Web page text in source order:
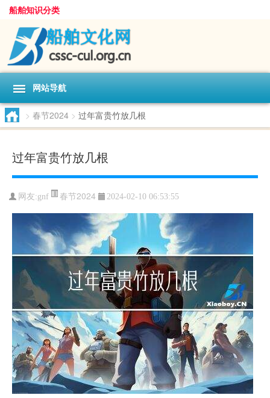
船舶知识分类
网站导航
> 春节2024 > 过年富贵竹放几根
过年富贵竹放几根
网友:gnf 春节2024 2024-02-10 06:53:55